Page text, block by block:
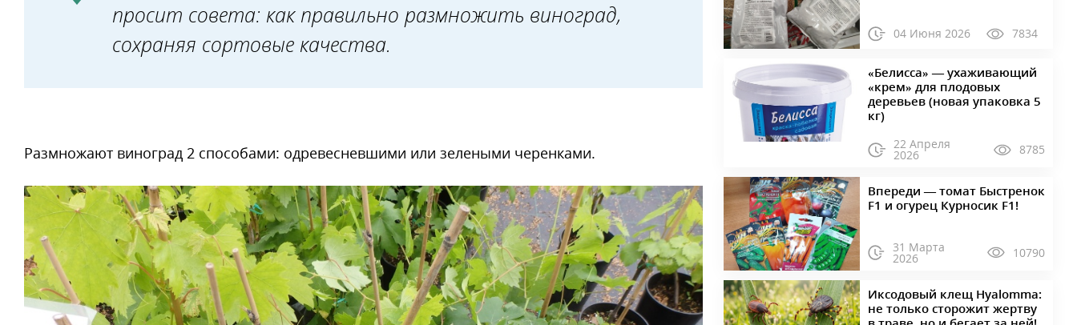
просит совета: как правильно размножить виноград,
сохраняя сортовые качества.
Размножают виноград 2 способами: одревесневшими или зелеными черенками.
04 Июня 2026 7834
«Белисса» — ухаживающий
«крем» для плодовых
деревьев (новая упаковка 5
кг)
22 Апреля
2026 8785
Впереди — томат Быстренок
F1 и огурец Курносик F1!
31 Марта
2026 10790
Иксодовый клещ Hyalomma:
не только сторожит жертву